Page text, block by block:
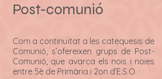
Post-comunió
Com a continuïtat a les catequesis de
Comunió, s’ofereixen grups de Post-
Comunió, que avarca els nois i noies
entre 5è de Primària i 2on d’E.S.O.